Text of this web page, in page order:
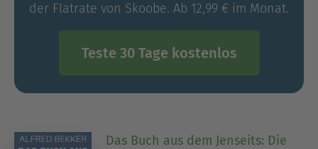
der Flatrate von Skoobe. Ab 12,99 € im Monat.
Teste 30 Tage kostenlos
Das Buch aus dem Jenseits: Die